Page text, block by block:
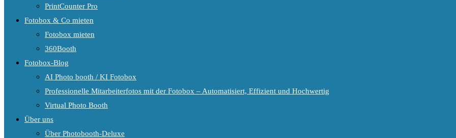
PrintCounter Pro
Fotobox & Co mieten
Fotobox mieten
360Booth
Fotobox-Blog
AI Photo booth / KI Fotobox
Professionelle Mitarbeiterfotos mit der Fotobox – Automatisiert, Effizient und Hochwertig
Virtual Photo Booth
Über uns
Über Photobooth-Deluxe